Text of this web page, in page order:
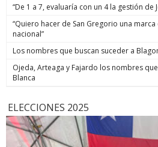
“De 1 a 7, evaluaría con un 4 la gestión de
“Quiero hacer de San Gregorio una
nacional”
Los nombres que buscan suceder a
Ojeda, Arteaga y Fajardo los nombres
Blanca
ELECCIONES 2025